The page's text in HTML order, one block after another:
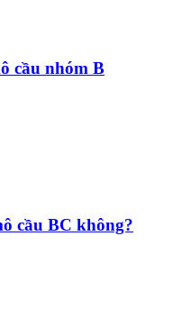
cầu nhóm B
cầu BC không?